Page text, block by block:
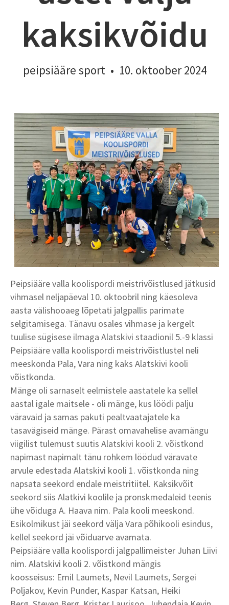
kaksikvõidu
peipsiääre sport • 10. oktoober 2024
Peipsiääre valla koolispordi meistrivõistlused jätkusid
vihmasel neljapäeval 10. oktoobril ning käesoleva
aasta välishooaeg lõpetati jalgpallis parimate
selgitamisega. Tänavu osales vihmase ja kergelt
tuulise sügisese ilmaga Alatskivi staadionil 5.-9 klassi
Peipsiääre valla koolispordi meistrivõistlustel neli
meeskonda Pala, Vara ning kaks Alatskivi kooli
võistkonda.
Mänge oli sarnaselt eelmistele aastatele ka sellel
aastal igale maitsele - oli mänge, kus löödi palju
väravaid ja samas pakuti pealtvaatajatele ka
tasavägiseid mänge. Pärast omavahelise avamängu
viigilist tulemust suutis Alatskivi kooli 2. võistkond
napimast napimalt tänu rohkem löödud väravate
arvule edestada Alatskivi kooli 1. võistkonda ning
napsata seekord endale meistritiitel. Kaksikvõit
seekord siis Alatkivi koolile ja pronskmedaleid teenis
ühe võiduga A. Haava nim. Pala kooli meeskond.
Esikolmikust jäi seekord välja Vara põhikooli esindus,
kellel seekord jäi võiduarve avamata.
Peipsiääre valla koolispordi jalgpallimeister Juhan Liivi
nim. Alatskivi kooli 2. võistkond mängis
koosseisus: Emil Laumets, Nevil Laumets,Sergei
Poljakov, Kevin Punder, Kaspar Katsan, Heiki